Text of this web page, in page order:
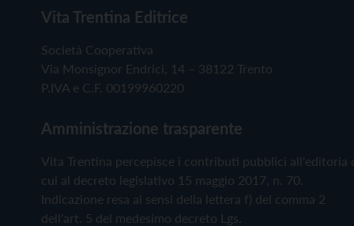
Vita Trentina Editrice
Società Cooperativa
Via Monsignor Endrici, 14 – 38122 Trento
P.IVA e C.F. 00199960220
Amministrazione trasparente
Vita Trentina percepisce i contributi pubblici all'editoria
cui al decreto legislativo 15 maggio 2017, n. 70.
Indicazione resa ai sensi della lettera f) del comma 2
dell'art. 5 del medesimo decreto Lgs.